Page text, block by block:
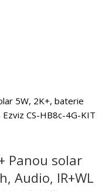
Panou solar
Audio, IR+WL